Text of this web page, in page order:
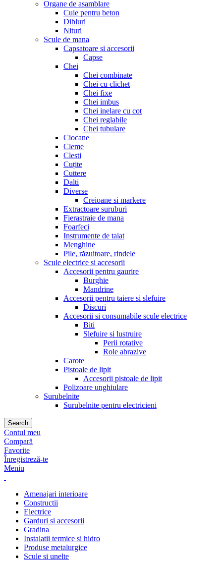
Organe de asamblare
Cuie pentru beton
Dibluri
Nituri
Scule de mana
Capsatoare si accesorii
Capse
Chei
Chei combinate
Chei cu clichet
Chei fixe
Chei imbus
Chei inelare cu cot
Chei reglabile
Chei tubulare
Ciocane
Cleme
Clesti
Cuțite
Cuttere
Dalti
Diverse
Creioane si markere
Extractoare suruburi
Fierastraie de mana
Foarfeci
Instrumente de taiat
Menghine
Pile, răzuitoare, rindele
Scule electrice si accesorii
Accesorii pentru gaurire
Burghie
Mandrine
Accesorii pentru taiere si slefuire
Discuri
Accesorii si consumabile scule electrice
Biti
Slefuire si lustruire
Perii rotative
Role abrazive
Carote
Pistoale de lipit
Accesorii pistoale de lipit
Polizoare unghiulare
Surubelnite
Surubelnite pentru electricieni
Search
Contul meu
Compară
Favorite
Înregistreză-te
Meniu
Amenajari interioare
Constructii
Electrice
Garduri si accesorii
Gradina
Instalatii termice si hidro
Produse metalurgice
Scule si unelte